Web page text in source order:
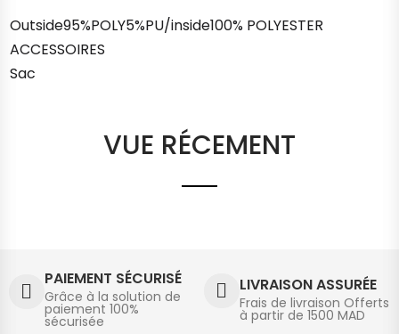
Outside95%POLY5%PU/inside100% POLYESTER
ACCESSOIRES
Sac
VUE RÉCEMENT
PAIEMENT SÉCURISÉ
Grâce à la solution de
paiement 100%
sécurisée
LIVRAISON ASSURÉE
Frais de livraison Offerts
à partir de 1500 MAD